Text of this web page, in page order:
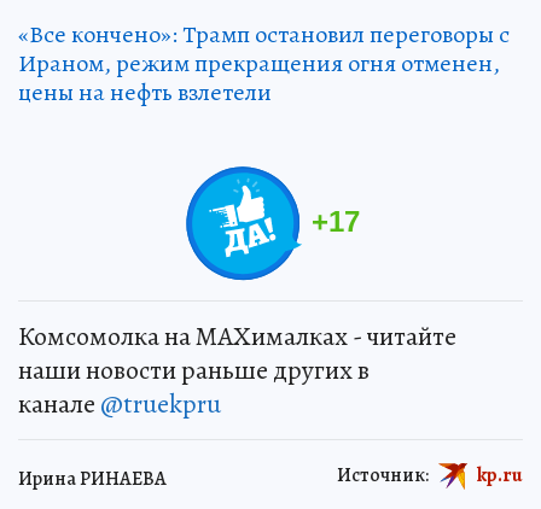
«Все кончено»: Трамп остановил переговоры с
Ираном, режим прекращения огня отменен,
цены на нефть взлетели
+17
Комсомолка на MAXималках - читайте
наши новости раньше других в
канале @truekpru
Ирина РИНАЕВА Источник: kp.ru